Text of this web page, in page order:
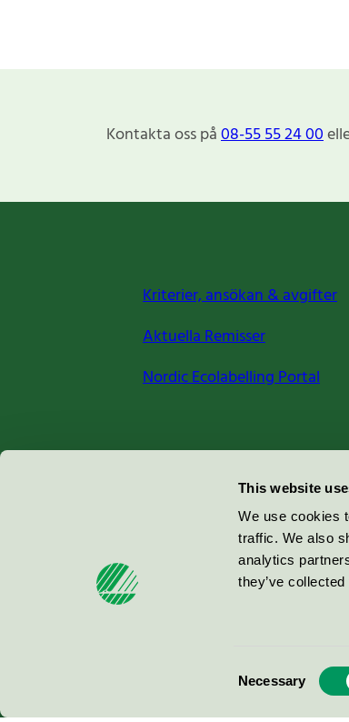
This website
We use cookies
traffic. We also
analytics
they’ve
Necessary
Kontakta oss på08-55 55 24 00
Kriterier, ansökan & avgifter
Aktuella Remisser
Nordic Ecolabelling Portal
100 64